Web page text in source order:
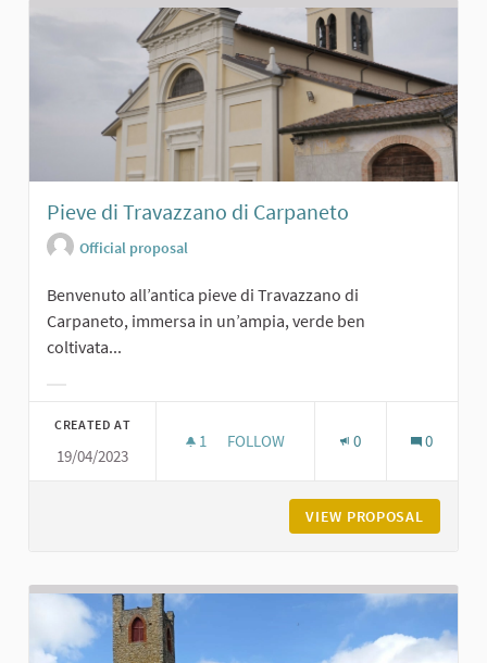
Pieve di Travazzano di Carpaneto
Official proposal
Benvenuto all’antica pieve di Travazzano di
Carpaneto, immersa in un’ampia, verde ben
coltivata...
CREATED AT
19/04/2023
1 1 FOLLOWER
FOLLOW 0 0
VIEW PROPOSAL